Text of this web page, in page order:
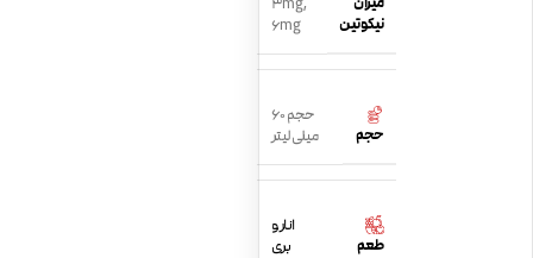
نیکوتین
6mg
حجم
حجم 60
میلی لیتر
طعم
انار و
بری